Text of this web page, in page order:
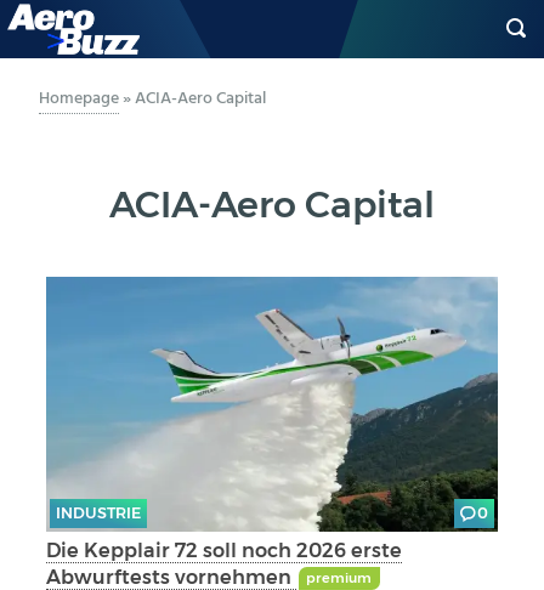
GENERAL AVIATION
LUFTVERKEHR
MILITÄR
BERUFE
AERO-KULTUR
Homepage»ACIA-Aero Capital
ACIA-Aero Capital
INDUSTRIE 0
Die Kepplair 72 soll noch 2026 erste
Abwurftests vornehmen
premium